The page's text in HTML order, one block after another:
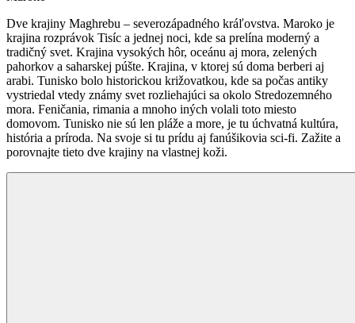
Dve krajiny Maghrebu – severozápadného kráľovstva. Maroko je
krajina rozprávok Tisíc a jednej noci, kde sa prelína moderný a
tradičný svet. Krajina vysokých hôr, oceánu aj mora, zelených
pahorkov a saharskej púšte. Krajina, v ktorej sú doma berberi aj
arabi. Tunisko bolo historickou križovatkou, kde sa počas antiky
vystriedal vtedy známy svet rozliehajúci sa okolo Stredozemného
mora. Feničania, rimania a mnoho iných volali toto miesto
domovom. Tunisko nie sú len pláže a more, je tu úchvatná kultúra,
história a príroda. Na svoje si tu prídu aj fanúšikovia sci-fi. Zažite a
porovnajte tieto dve krajiny na vlastnej koži.